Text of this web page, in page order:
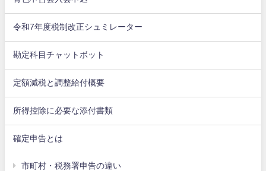
令和7年度税制改正シュミレーター
勘定科目チャットボット
定額減税と調整給付概要
所得控除に必要な添付書類
確定申告とは
市町村・税務署申告の違い